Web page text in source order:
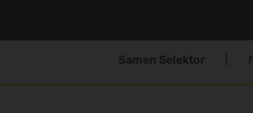
Samen Selektor